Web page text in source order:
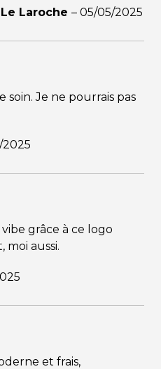
Laroche – 05/05/2025
Je ne pourrais pas
2025
grâce à ce logo
moi aussi.
et frais,